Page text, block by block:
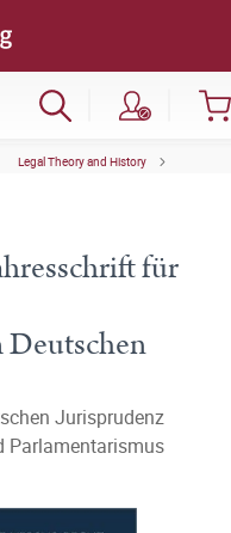
Legal Theory and History
für
Deutschen
Jurisprudenz
Parlamentarismus